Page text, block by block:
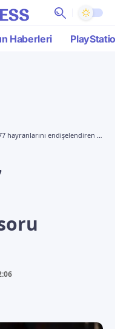
Haberleri
endişelendiren soru yanıtlandı